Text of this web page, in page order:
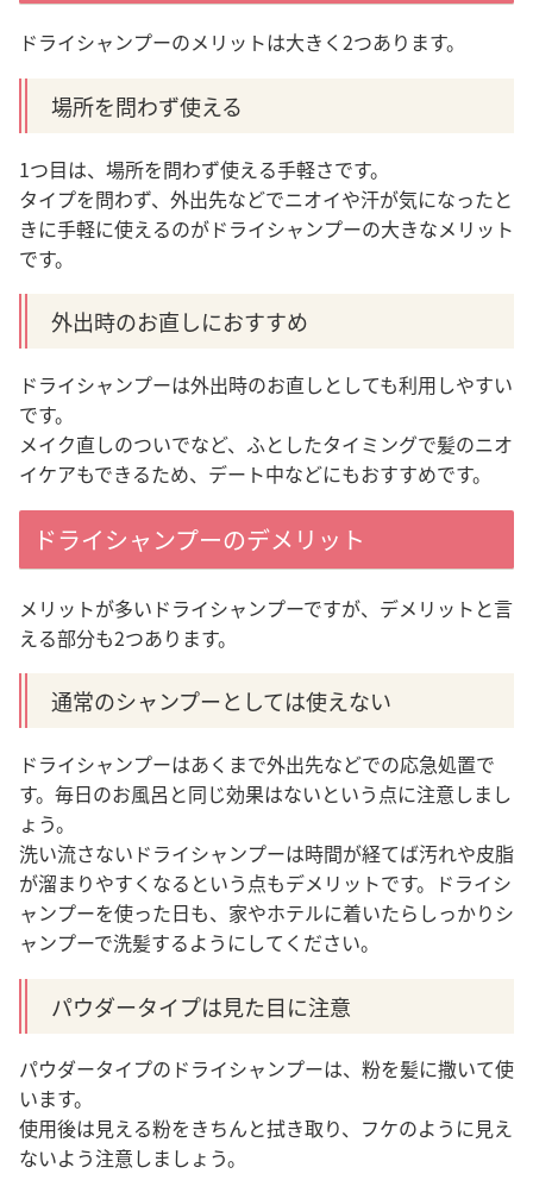
ドライシャンプーのメリットは大きく2つあります。
場所を問わず使える
1つ目は、場所を問わず使える手軽さです。
タイプを問わず、外出先などでニオイや汗が気になったと
きに手軽に使えるのがドライシャンプーの大きなメリット
です。
外出時のお直しにおすすめ
ドライシャンプーは外出時のお直しとしても利用しやすい
です。
メイク直しのついでなど、ふとしたタイミングで髪のニオ
イケアもできるため、デート中などにもおすすめです。
ドライシャンプーのデメリット
メリットが多いドライシャンプーですが、デメリットと言
える部分も2つあります。
通常のシャンプーとしては使えない
ドライシャンプーはあくまで外出先などでの応急処置で
す。毎日のお風呂と同じ効果はないという点に注意しまし
ょう。
洗い流さないドライシャンプーは時間が経てば汚れや皮脂
が溜まりやすくなるという点もデメリットです。ドライシ
ャンプーを使った日も、家やホテルに着いたらしっかりシ
ャンプーで洗髪するようにしてください。
パウダータイプは見た目に注意
パウダータイプのドライシャンプーは、粉を髪に撒いて使
います。
使用後は見える粉をきちんと拭き取り、フケのように見え
ないよう注意しましょう。